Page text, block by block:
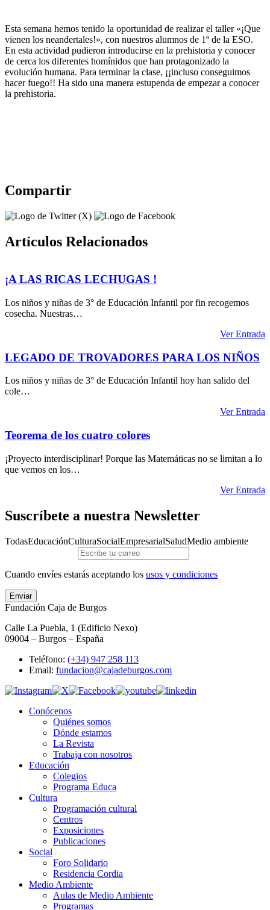
Esta semana hemos tenido la oportunidad de realizar el taller «¡Que
vienen los neandertales!», con nuestros alumnos de 1º de la ESO.
En esta actividad pudieron introducirse en la prehistoria y conocer
de cerca los diferentes homínidos que han protagonizado la
evolución humana. Para terminar la clase, ¡¡incluso conseguimos
hacer fuego!! Ha sido una manera estupenda de empezar a conocer
la prehistoria.
Compartir
Artículos Relacionados
¡A LAS RICAS LECHUGAS !
Los niños y niñas de 3° de Educación Infantil por fin recogemos
cosecha. Nuestras…
Ver Entrada
LEGADO DE TROVADORES PARA LOS NIÑOS
Los niños y niñas de 3° de Educación Infantil hoy han salido del
cole…
Ver Entrada
Teorema de los cuatro colores
¡Proyecto interdisciplinar! Porque las Matemáticas no se limitan a lo
que vemos en los…
Ver Entrada
Suscríbete a nuestra Newsletter
TodasEducaciónCulturaSocialEmpresarialSaludMedio ambiente
Cuando envíes estarás aceptando los usos y condiciones
Enviar
Fundación Caja de Burgos
Calle La Puebla, 1 (Edificio Nexo)
09004 – Burgos – España
Teléfono: (+34) 947 258 113
Email: fundacion@cajadeburgos.com
Conócenos
Quiénes somos
Dónde estamos
La Revista
Trabaja con nosotros
Educación
Colegios
Programa Educa
Cultura
Programación cultural
Centros
Exposiciones
Publicaciones
Social
Foro Solidario
Residencia Cordia
Medio Ambiente
Aulas de Medio Ambiente
Programas